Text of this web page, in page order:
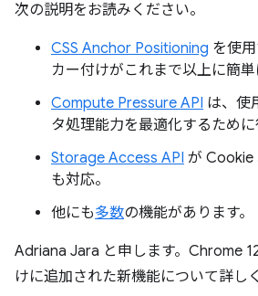
次の説明をお読みください。
CSS Anchor Positioning を使
カー付けがこれまで以上に簡単
Compute Pressure API は、使
タ処理能力を最適化するために
Storage Access API が Cookie
も対応。
他にも多数の機能があります。
Adriana Jara と申します。Chrome
けに追加された新機能について詳し